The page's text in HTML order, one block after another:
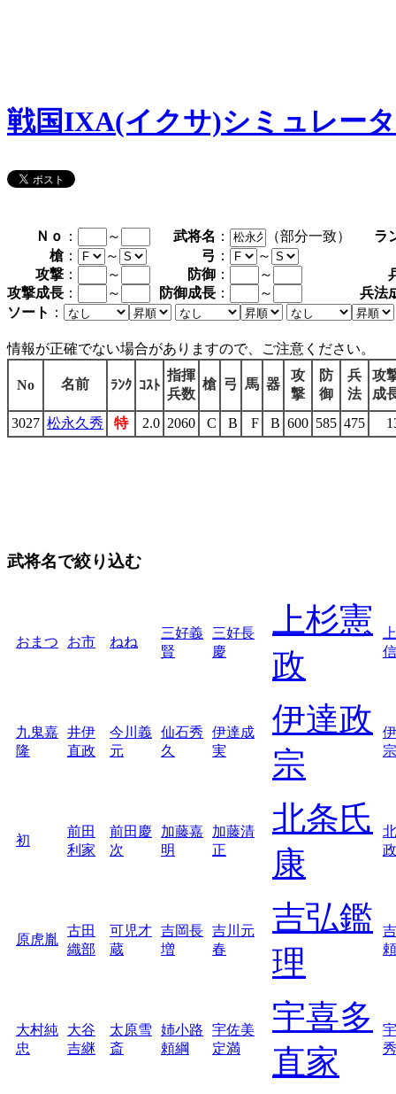
戦国IXA(イクサ)シミュレー
Ｎｏ ： ～ 武将名 ： （部分一致）
ラ
槍 ： ～ 弓 ：
～
攻撃 ： ～ 防御 ： ～
攻撃成長 ： ～ 防御成長 ： ～
兵法
ソート ：
情報が正確でない場合がありますので、ご注意ください。
No 名前 ﾗﾝｸ ｺｽﾄ
指揮
兵数
槍 弓 馬 器
攻
撃
防
御
兵
法
攻
成
3027 松永久秀 特 2.0 2060 C B F B 600 585 475
武将名で絞り込む
おまつ お市 ねね
三好義
賢
三好長
慶
上杉憲
政
信
九鬼嘉
隆
井伊
直政
今川義
元
仙石秀
久
伊達成
実
伊達政
宗
宗
初
前田
利家
前田慶
次
加藤嘉
明
加藤清
正
北条氏
康
政
原虎胤
古田
織部
可児才
蔵
吉岡長
増
吉川元
春
吉弘鑑
理
頼
大村純
忠
大谷
吉継
太原雪
斎
姉小路
頼綱
宇佐美
定満
宇喜多
直家